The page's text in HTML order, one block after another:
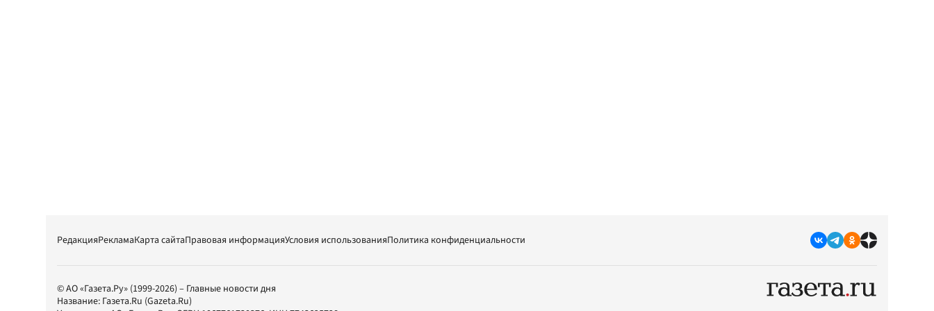
РедакцияРекламаКарта сайтаПравовая информацияУсловия использованияПолитика конфиденциальности
© АО «Газета.Ру» (1999-2026) – Главные новости дня
Название: Газета.Ru (Gazeta.Ru)